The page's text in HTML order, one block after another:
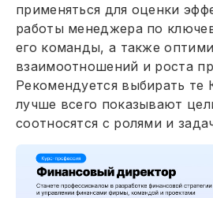
применяться для оценки
работы менеджера по
его команды, а также
взаимоотношений и роста
Рекомендуется выбирать
лучше всего показывают
соотносятся с ролями и